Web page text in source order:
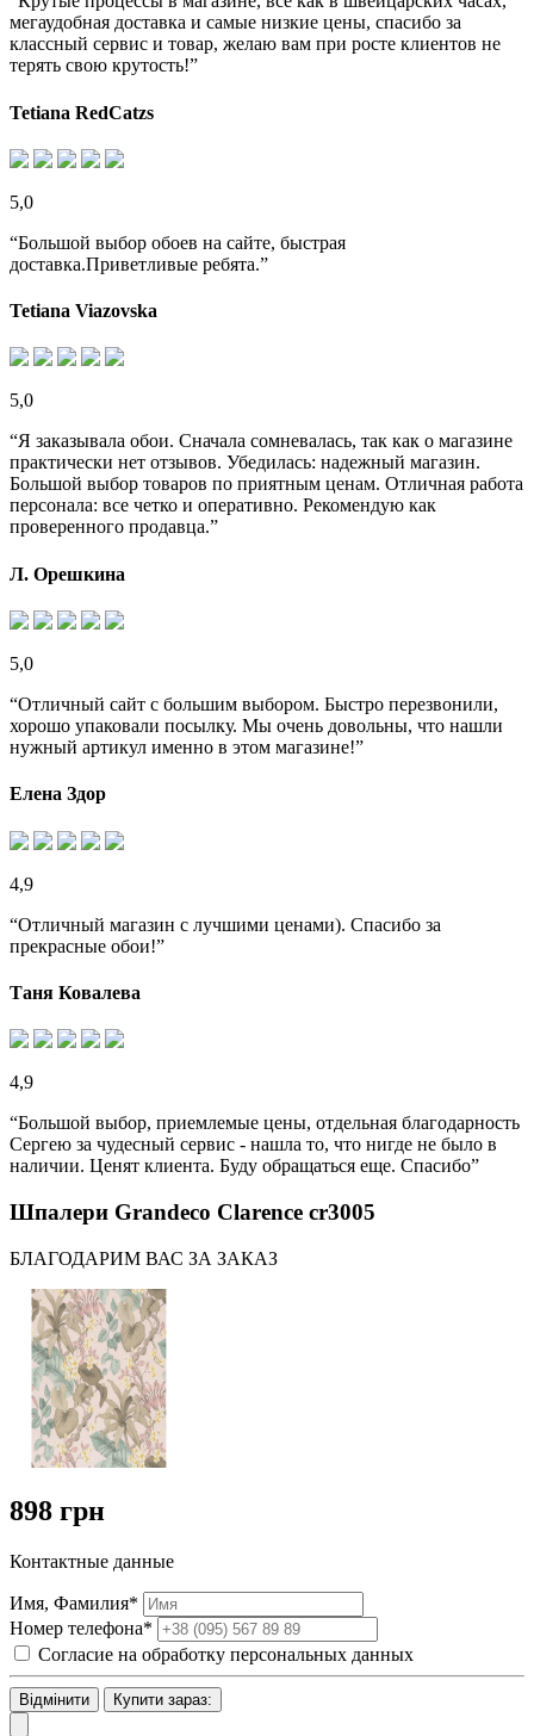
мегаудобная доставка и самые низкие цены, спасибо за
классный сервис и товар, желаю вам при росте клиентов не
терять свою крутость!”
Tetiana RedCatzs
5,0
“Большой выбор обоев на сайте, быстрая
доставка.Приветливые ребята.”
Tetiana Viazovska
5,0
“Я заказывала обои. Сначала сомневалась, так как о магазине
практически нет отзывов. Убедилась: надежный магазин.
Большой выбор товаров по приятным ценам. Отличная работа
персонала: все четко и оперативно. Рекомендую как
проверенного продавца.”
Л. Орешкина
5,0
“Отличный сайт с большим выбором. Быстро перезвонили,
хорошо упаковали посылку. Мы очень довольны, что нашли
нужный артикул именно в этом магазине!”
Елена Здор
4,9
“Отличный магазин с лучшими ценами). Спасибо за
прекрасные обои!”
Таня Ковалева
4,9
“Большой выбор, приемлемые цены, отдельная благодарность
Сергею за чудесный сервис - нашла то, что нигде не было в
наличии. Ценят клиента. Буду обращаться еще. Спасибо”
Шпалери Grandeco Clarence cr3005
БЛАГОДАРИМ ВАС ЗА ЗАКАЗ
898 грн
Контактные данные
Имя, Фамилия*
Номер телефона*
Согласие на обработку персональных данных
Відмінити Купити зараз: